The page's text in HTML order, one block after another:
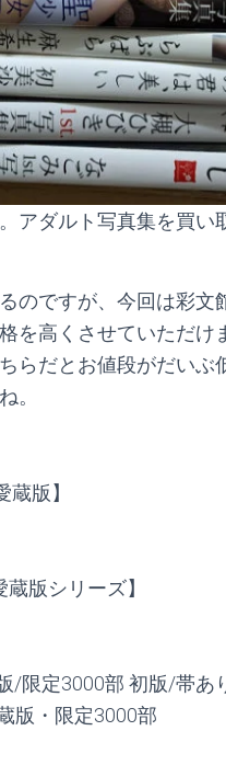
アダルト写真集を買い
のですが、今回は彩文
を高くさせていただけ
らだとお値段がだいぶ
。
版】
版シリーズ】
/限定3000部 初版/帯あ
版・限定3000部